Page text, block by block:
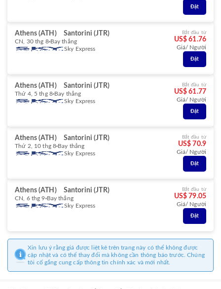
Đặt
Athens (ATH) Santorini (JTR)
CN, 30 thg 8 Bay thẳng
Sky Express
Bắt đầu từ
US$ 61.76
Giá/ Người
Đặt
Athens (ATH) Santorini (JTR)
Thứ 4, 5 thg 8 Bay thẳng
Sky Express
Bắt đầu từ
US$ 61.77
Giá/ Người
Đặt
Athens (ATH) Santorini (JTR)
Thứ 2, 10 thg 8 Bay thẳng
Sky Express
Bắt đầu từ
US$ 70.9
Giá/ Người
Đặt
Athens (ATH) Santorini (JTR)
CN, 6 thg 9 Bay thẳng
Sky Express
Bắt đầu từ
US$ 79.05
Giá/ Người
Đặt
Xin lưu ý rằng giá được liệt kê trên trang này có thể không được
cập nhật và có thể thay đổi mà không cần thông báo trước. Chúng
tôi cố gắng cung cấp thông tin chính xác và mới nhất.